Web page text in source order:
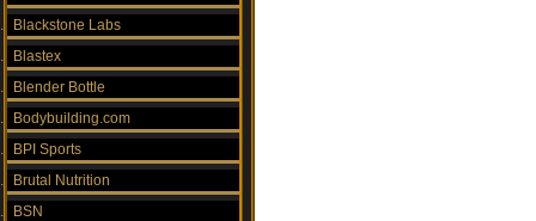
Blackstone Labs
Blastex
Blender Bottle
Bodybuilding.com
BPI Sports
Brutal Nutrition
BSN